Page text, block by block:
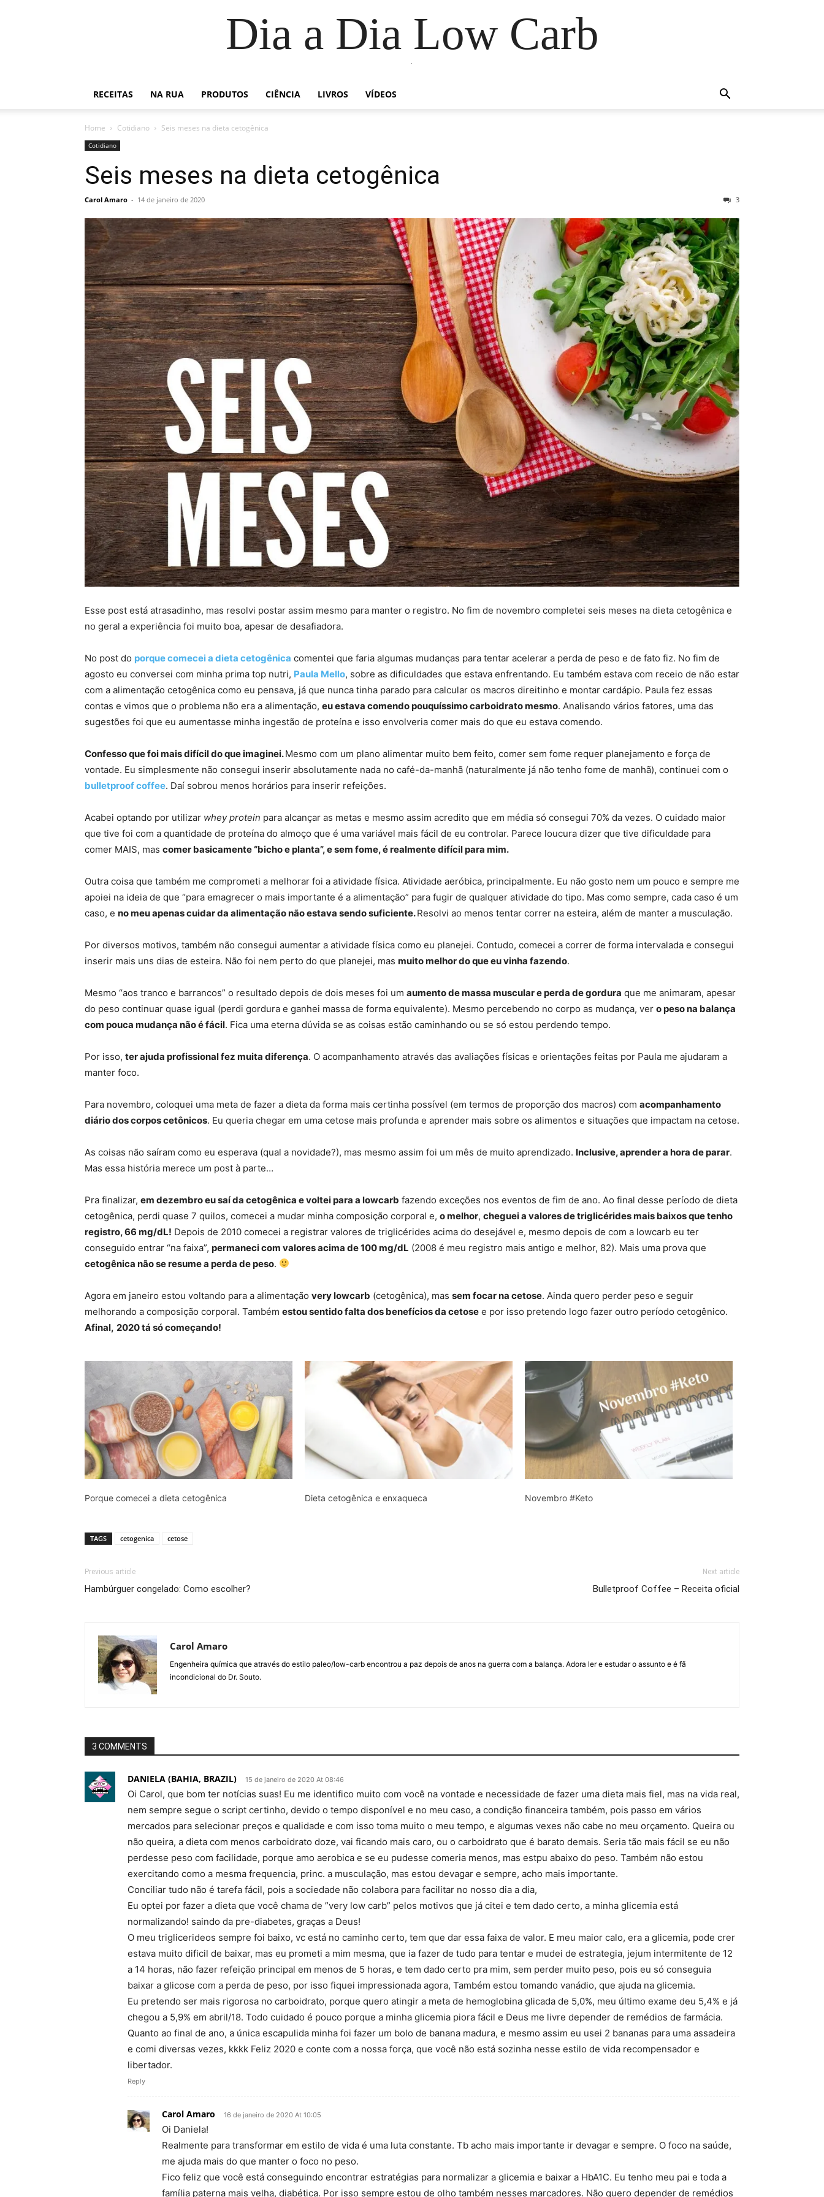
Dia a Dia Low Carb
RECEITAS NA RUA PRODUTOS CIÊNCIA LIVROS VÍDEOS
Home Cotidiano Seis meses na dieta cetogênica
Cotidiano
Seis meses na dieta cetogênica
Carol Amaro - 14 de janeiro de 2020 3
Esse post está atrasadinho, mas resolvi postar assim mesmo para manter o registro. No fim de novembro completei seis meses na dieta cetogênica e
no geral a experiência foi muito boa, apesar de desafiadora.
No post do porque comecei a dieta cetogênica comentei que faria algumas mudanças para tentar acelerar a perda de peso e de fato fiz. No fim de
agosto eu conversei com minha prima top nutri, Paula Mello, sobre as dificuldades que estava enfrentando. Eu também estava com receio de não estar
com a alimentação cetogênica como eu pensava, já que nunca tinha parado para calcular os macros direitinho e montar cardápio. Paula fez essas
contas e vimos que o problema não era a alimentação, eu estava comendo pouquíssimo carboidrato mesmo. Analisando vários fatores, uma das
sugestões foi que eu aumentasse minha ingestão de proteína e isso envolveria comer mais do que eu estava comendo.
Confesso que foi mais difícil do que imaginei.Mesmo com um plano alimentar muito bem feito, comer sem fome requer planejamento e força de
vontade. Eu simplesmente não consegui inserir absolutamente nada no café-da-manhã (naturalmente já não tenho fome de manhã), continuei com o
bulletproof coffee. Daí sobrou menos horários para inserir refeições.
Acabei optando por utilizar whey protein para alcançar as metas e mesmo assim acredito que em média só consegui 70% da vezes. O cuidado maior
que tive foi com a quantidade de proteína do almoço que é uma variável mais fácil de eu controlar. Parece loucura dizer que tive dificuldade para
comer MAIS, mas comer basicamente “bicho e planta”, e sem fome, é realmente difícil para mim.
Outra coisa que também me comprometi a melhorar foi a atividade física. Atividade aeróbica, principalmente. Eu não gosto nem um pouco e sempre me
apoiei na ideia de que “para emagrecer o mais importante é a alimentação” para fugir de qualquer atividade do tipo. Mas como sempre, cada caso é um
caso, e no meu apenas cuidar da alimentação não estava sendo suficiente.Resolvi ao menos tentar correr na esteira, além de manter a musculação.
Por diversos motivos, também não consegui aumentar a atividade física como eu planejei. Contudo, comecei a correr de forma intervalada e consegui
inserir mais uns dias de esteira. Não foi nem perto do que planejei, mas muito melhor do que eu vinha fazendo.
Mesmo “aos tranco e barrancos” o resultado depois de dois meses foi um aumento de massa muscular e perda de gordura que me animaram, apesar
do peso continuar quase igual (perdi gordura e ganhei massa de forma equivalente). Mesmo percebendo no corpo as mudança, ver o peso na balança
com pouca mudança não é fácil. Fica uma eterna dúvida se as coisas estão caminhando ou se só estou perdendo tempo.
Por isso, ter ajuda profissional fez muita diferença. O acompanhamento através das avaliações físicas e orientações feitas por Paula me ajudaram a
manter foco.
Para novembro, coloquei uma meta de fazer a dieta da forma mais certinha possível (em termos de proporção dos macros) com acompanhamento
diário dos corpos cetônicos. Eu queria chegar em uma cetose mais profunda e aprender mais sobre os alimentos e situações que impactam na cetose.
As coisas não saíram como eu esperava (qual a novidade?), mas mesmo assim foi um mês de muito aprendizado. Inclusive, aprender a hora de parar.
Mas essa história merece um post à parte…
Pra finalizar, em dezembro eu saí da cetogênica e voltei para a lowcarb fazendo exceções nos eventos de fim de ano. Ao final desse período de dieta
cetogênica, perdi quase 7 quilos, comecei a mudar minha composição corporal e, o melhor, cheguei a valores de triglicérides mais baixos que tenho
registro, 66 mg/dL! Depois de 2010 comecei a registrar valores de triglicérides acima do desejável e, mesmo depois de com a lowcarb eu ter
conseguido entrar “na faixa”, permaneci com valores acima de 100 mg/dL (2008 é meu registro mais antigo e melhor, 82). Mais uma prova que
cetogênica não se resume a perda de peso.
Agora em janeiro estou voltando para a alimentação very lowcarb (cetogênica), mas sem focar na cetose. Ainda quero perder peso e seguir
melhorando a composição corporal. Também estou sentido falta dos benefícios da cetose e por isso pretendo logo fazer outro período cetogênico.
Afinal, 2020 tá só começando!
Porque comecei a dieta cetogênica Dieta cetogênica e enxaqueca Novembro #Keto
TAGS cetogenica cetose
Previous article
Hambúrguer congelado: Como escolher?
Next article
Bulletproof Coffee – Receita oficial
Carol Amaro
Engenheira química que através do estilo paleo/low-carb encontrou a paz depois de anos na guerra com a balança. Adora ler e estudar o assunto e é fã
incondicional do Dr. Souto.
3 COMMENTS
DANIELA (BAHIA, BRAZIL) 15 de janeiro de 2020 At 08:46
Oi Carol, que bom ter notícias suas! Eu me identifico muito com você na vontade e necessidade de fazer uma dieta mais fiel, mas na vida real,
nem sempre segue o script certinho, devido o tempo disponível e no meu caso, a condição financeira também, pois passo em vários
mercados para selecionar preços e qualidade e com isso toma muito o meu tempo, e algumas vexes não cabe no meu orçamento. Queira ou
não queira, a dieta com menos carboidrato doze, vai ficando mais caro, ou o carboidrato que é barato demais. Seria tão mais fácil se eu não
perdesse peso com facilidade, porque amo aerobica e se eu pudesse comeria menos, mas estpu abaixo do peso. Também não estou
exercitando como a mesma frequencia, princ. a musculação, mas estou devagar e sempre, acho mais importante.
Conciliar tudo não é tarefa fácil, pois a sociedade não colabora para facilitar no nosso dia a dia,
Eu optei por fazer a dieta que você chama de ”very low carb” pelos motivos que já citei e tem dado certo, a minha glicemia está
normalizando! saindo da pre-diabetes, graças a Deus!
O meu triglicerideos sempre foi baixo, vc está no caminho certo, tem que dar essa faixa de valor. E meu maior calo, era a glicemia, pode crer
estava muito dificil de baixar, mas eu prometi a mim mesma, que ia fazer de tudo para tentar e mudei de estrategia, jejum intermitente de 12
a 14 horas, não fazer refeição principal em menos de 5 horas, e tem dado certo pra mim, sem perder muito peso, pois eu só conseguia
baixar a glicose com a perda de peso, por isso fiquei impressionada agora, Também estou tomando vanádio, que ajuda na glicemia.
Eu pretendo ser mais rigorosa no carboidrato, porque quero atingir a meta de hemoglobina glicada de 5,0%, meu último exame deu 5,4% e já
chegou a 5,9% em abril/18. Todo cuidado é pouco porque a minha glicemia piora fácil e Deus me livre depender de remédios de farmácia.
Quanto ao final de ano, a única escapulida minha foi fazer um bolo de banana madura, e mesmo assim eu usei 2 bananas para uma assadeira
e comi diversas vezes, kkkk Feliz 2020 e conte com a nossa força, que você não está sozinha nesse estilo de vida recompensador e
libertador.
Reply
Carol Amaro 16 de janeiro de 2020 At 10:05
Oi Daniela!
Realmente para transformar em estilo de vida é uma luta constante. Tb acho mais importante ir devagar e sempre. O foco na saúde,
me ajuda mais do que manter o foco no peso.
Fico feliz que você está conseguindo encontrar estratégias para normalizar a glicemia e baixar a HbA1C. Eu tenho meu pai e toda a
família paterna mais velha, diabética. Por isso sempre estou de olho também nesses marcadores. Não quero depender de remédios